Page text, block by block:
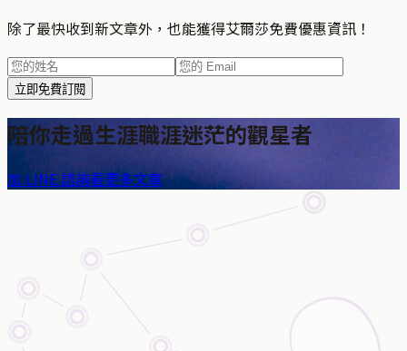
除了最快收到新文章外，也能獲得艾爾莎免費優惠資訊！
立即免費訂閱
陪你走過生涯職涯迷茫的觀星者
加 LINE 諮詢看更多文章